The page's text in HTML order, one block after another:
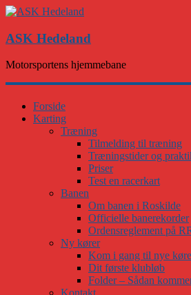
ASK Hedeland
Motorsportens hjemmebane
Forside
Karting
Træning
Tilmelding til træning
Træningstider og
Priser
Test en racerkart
Banen
Om banen i Roskilde
Officielle banerekorder
Ordensreglement på
Ny kører
Kom i gang til nye
Dit første klubløb
Folder – Sådan
Kontakt